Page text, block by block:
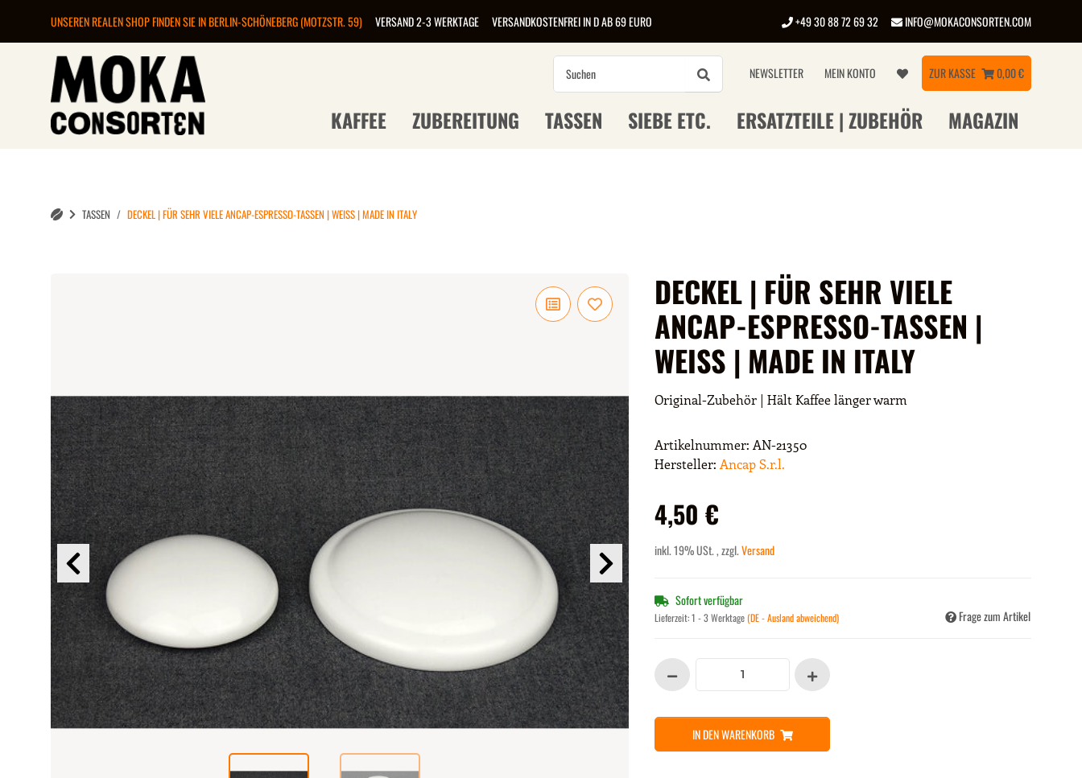
UNSEREN REALEN SHOP FINDEN SIE IN BERLIN-SCHÖNEBERG (MOTZSTR. 59) VERSAND 2-3 WERKTAGE VERSANDKOSTENFREI IN D AB 69 EURO +49 30 88 72 69 32 INFO@MOKACONSORTEN.COM
NEWSLETTER MEIN KONTO ZUR KASSE 0,00 €
KAFFEE ZUBEREITUNG TASSEN SIEBE ETC. ERSATZTEILE | ZUBEHÖR MAGAZIN
TASSEN DECKEL | FÜR SEHR VIELE ANCAP-ESPRESSO-TASSEN | WEISS | MADE IN ITALY
DECKEL | FÜR SEHR VIELE
ANCAP-ESPRESSO-TASSEN |
WEISS | MADE IN ITALY
Original-Zubehör | Hält Kaffee länger warm
Artikelnummer: AN-21350
Hersteller: Ancap S.r.l.
4,50 €
inkl. 19% USt. , zzgl.Versand
Sofort verfügbar
Lieferzeit:1 - 3 Werktage(DE - Ausland abweichend) Frage zum Artikel
IN DEN WARENKORB